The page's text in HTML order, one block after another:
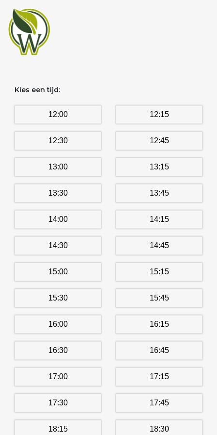
Kies een tijd:
12:00 12:15
12:30 12:45
13:00 13:15
13:30 13:45
14:00 14:15
14:30 14:45
15:00 15:15
15:30 15:45
16:00 16:15
16:30 16:45
17:00 17:15
17:30 17:45
18:15 18:30